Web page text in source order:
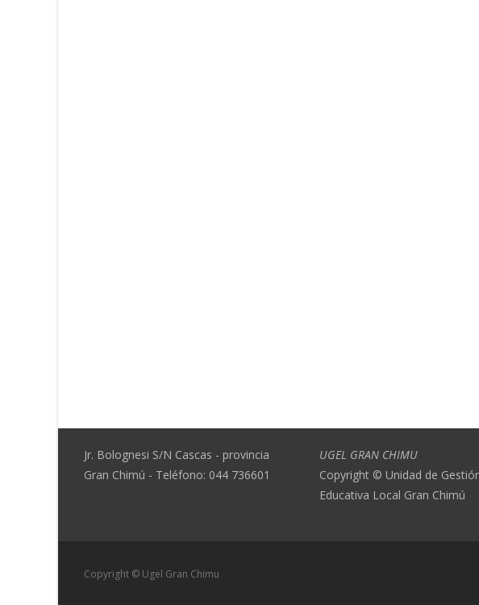
Jr. Bolognesi S/N Cascas - provincia
Gran Chimú - Teléfono: 044 736601
UGEL GRAN CHIMU
Copyright © Unidad de
Educativa Local Gran Chimú
Copyright © Ugel Gran Chimu